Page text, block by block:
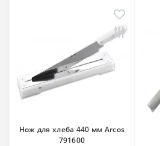
Нож для хлеба 440 мм Arcos
791600